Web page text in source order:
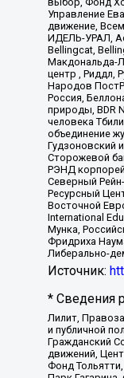
Управление
движение,
ИДЕЛЬ-УРАЛ,
Bellingcat,
Макдональда-
центр , Риддл,
Народов
Россия,
природы, BDR
человека
объединение
Гудзоновский
Сторожевой
РЭНД
Северный
Ресурсный
Восточной
International
Мунка,
Фридриха
Либерально-
Источник:
* Сведения
Лилит,
и публичной
Гражданский
движений,
Фонд